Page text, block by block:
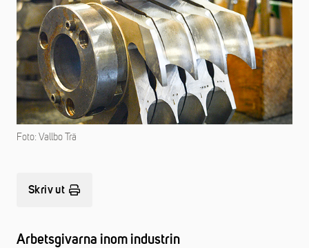
Foto: Vallbo Trä
Skriv ut
Arbetsgivarna inom industrin